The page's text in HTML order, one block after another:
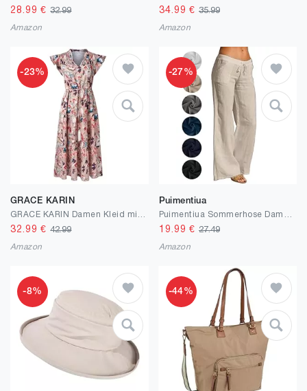
28.99 €32.99
Amazon
34.99 € 35.99
Amazon
-23%
GRACE KARIN
32.99 €42.99
Amazon
-27%
Puimentiua
19.99 € 27.49
Amazon
-8% -44%